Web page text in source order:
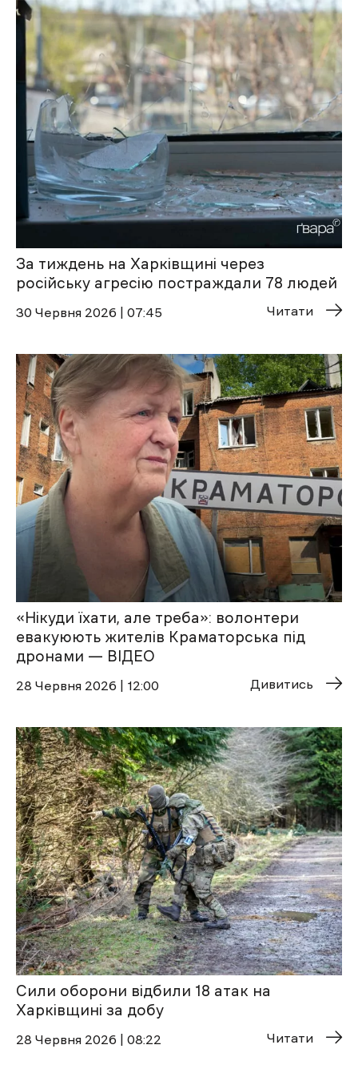
За тиждень на Харківщині через
російську агресію постраждали 78 людей
30 Червня 2026 | 07:45 Читати
«Нікуди їхати, але треба»: волонтери
евакуюють жителів Краматорська під
дронами — ВІДЕО
28 Червня 2026 | 12:00 Дивитись
Сили оборони відбили 18 атак на
Харківщині за добу
28 Червня 2026 | 08:22 Читати